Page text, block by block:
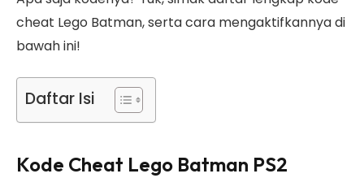
cheat Lego Batman, serta cara mengaktifkannya di
bawah ini!
Daftar Isi
Kode Cheat Lego Batman PS2